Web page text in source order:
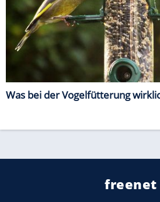
Was bei der Vogelfütterung
freenet